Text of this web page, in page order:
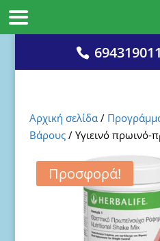
Αρχική σελίδα/
Βάρους/ Υγιεινό πρωινό-
Προσφορά!